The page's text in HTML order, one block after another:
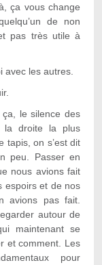
ça vous change
de non
pas très utile à
avec les autres.
le silence des
la droite la plus
tapis, on s’est dit
peu. Passer en
nous avions fait
espoirs et de nos
avions pas fait.
autour de
maintenant se
et comment. Les
pour